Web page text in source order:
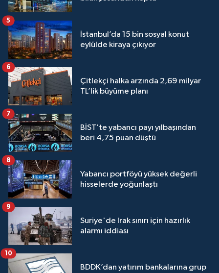
İstanbul’da 15 bin sosyal konut
eylülde kiraya çıkıyor
5
Çitlekçi halka arzında 2,69 milyar
TL’lik büyüme planı
6
BİST’te yabancı payı yılbaşından
beri 4,75 puan düştü
7
Yabancı portföyü yüksek değerli
hisselerde yoğunlaştı
8
Suriye'de Irak sınırı için hazırlık
alarmı iddiası
9
BDDK’dan yatırım bankalarına grup
10